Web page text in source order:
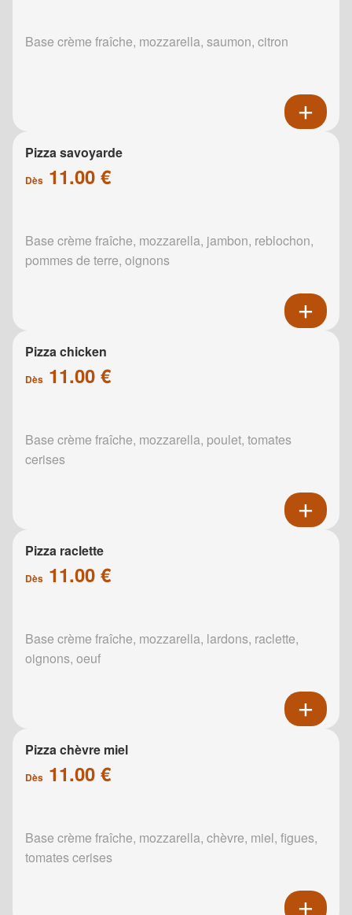
Base crème fraîche, mozzarella, saumon, citron
Pizza savoyarde
Dès 11.00 €
Base crème fraîche, mozzarella, jambon, reblochon,
pommes de terre, oignons
Pizza chicken
Dès 11.00 €
Base crème fraîche, mozzarella, poulet, tomates
cerises
Pizza raclette
Dès 11.00 €
Base crème fraîche, mozzarella, lardons, raclette,
oignons, oeuf
Pizza chèvre miel
Dès 11.00 €
Base crème fraîche, mozzarella, chèvre, miel, figues,
tomates cerises